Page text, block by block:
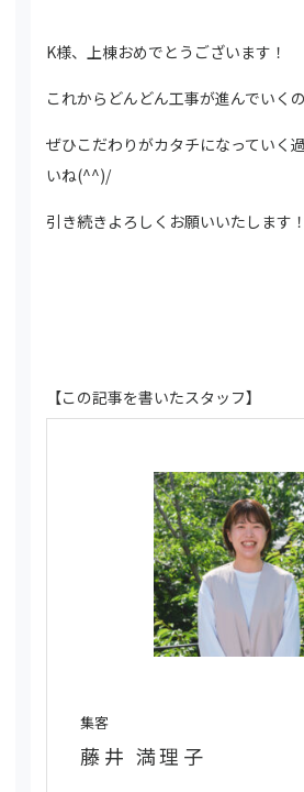
K様、上棟おめでとうございます！
これからどんどん工事が進んでいく
ぜひこだわりがカタチになっていく
いね(^^)/
引き続きよろしくお願いいたします！
【この記事を書いたスタッフ】
集客
藤井 満理子